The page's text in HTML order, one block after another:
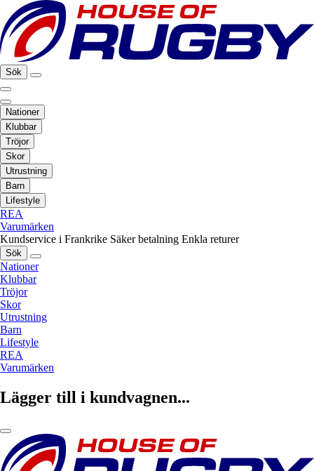
Sök
Nationer
Klubbar
Tröjor
Skor
Utrustning
Barn
Lifestyle
REA
Varumärken
Kundservice i Frankrike Säker betalning Enkla returer
Sök
Nationer
Klubbar
Tröjor
Skor
Utrustning
Barn
Lifestyle
REA
Varumärken
Lägger till i kundvagnen...